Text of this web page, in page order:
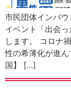
市民団体インバ
イベント「出会
します。 コロナ
性の希薄化が進
国】 […]